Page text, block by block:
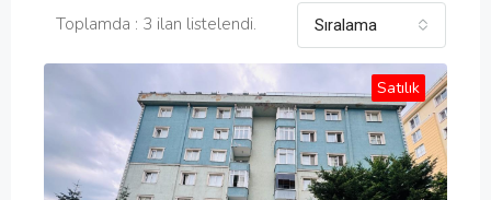
Toplamda : 3 ilan listelendi. Sıralama
Satılık